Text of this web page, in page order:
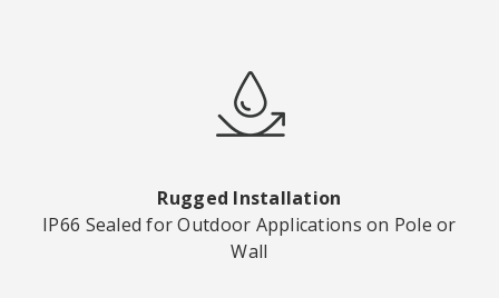
Rugged Installation
IP66 Sealed for Outdoor Applications on Pole or
Wall